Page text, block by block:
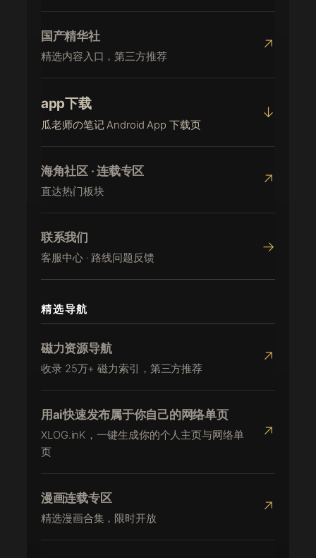
国产精华社
精选内容入口，第三方推荐
↗
app下载
瓜老师の笔记 Android App 下载页
↓
海角社区 · 连载专区
直达热门板块
↗
联系我们
客服中心 · 路线问题反馈
→
精选导航
磁力资源导航
收录 25万+ 磁力索引，第三方推荐
↗
用ai快速发布属于你自己的网络单页
XLOG.inK，一键生成你的个人主页与网络单
页
↗
漫画连载专区
精选漫画合集，限时开放
↗